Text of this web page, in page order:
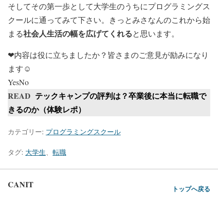
そしてその第一歩として大学生のうちにプログラミングス
クールに通ってみて下さい。きっとみさなんのこれから始
まる社会人生活の幅を広げてくれると思います。
❤内容は役に立ちましたか？皆さまのご意見が励みになり
ます☺
YesNo
READ テックキャンプの評判は？卒業後に本当に転職で
きるのか（体験レポ）
カテゴリー: プログラミングスクール
タグ: 大学生 転職
CANIT トップへ戻る